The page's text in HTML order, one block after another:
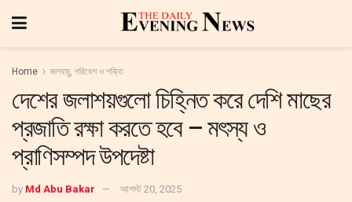
Home জলবায়ু, পরিবেশ ও শক্তি
দেশের জলাশয়গুলো চিহ্নিত করে দেশি মাছের
প্রজাতি রক্ষা করতে হবে – মৎস্য ও
প্রাণিসম্পদ উপদেষ্টা
by Md Abu Bakar আগস্ট 20, 2025